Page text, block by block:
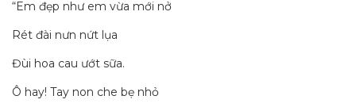
“Em đẹp như em vừa mới nở
Rét đài nưn nứt lụa
Đùi hoa cau ướt sữa.
Ô hay! Tay non che bẹ nhỏ